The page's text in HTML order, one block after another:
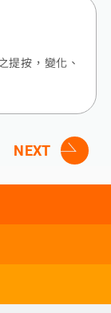
提按，變化、
NEXT